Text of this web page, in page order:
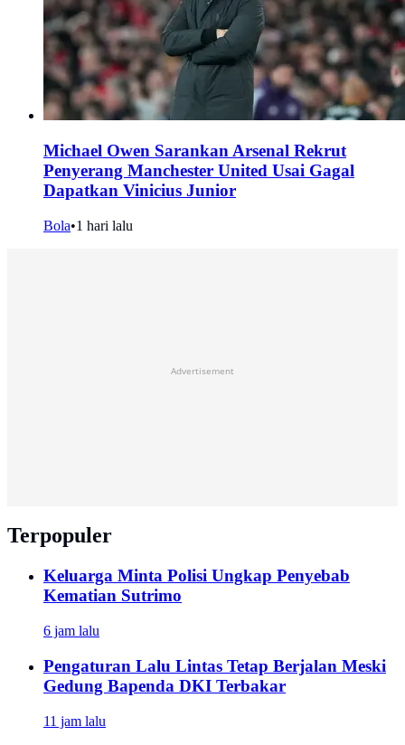
Michael Owen Sarankan Arsenal Rekrut
Penyerang Manchester United Usai Gagal
Dapatkan Vinicius Junior
Bola•1 hari lalu
Advertisement
Terpopuler
Keluarga Minta Polisi Ungkap Penyebab
Kematian Sutrimo
6 jam lalu
Pengaturan Lalu Lintas Tetap Berjalan Meski
Gedung Bapenda DKI Terbakar
11 jam lalu